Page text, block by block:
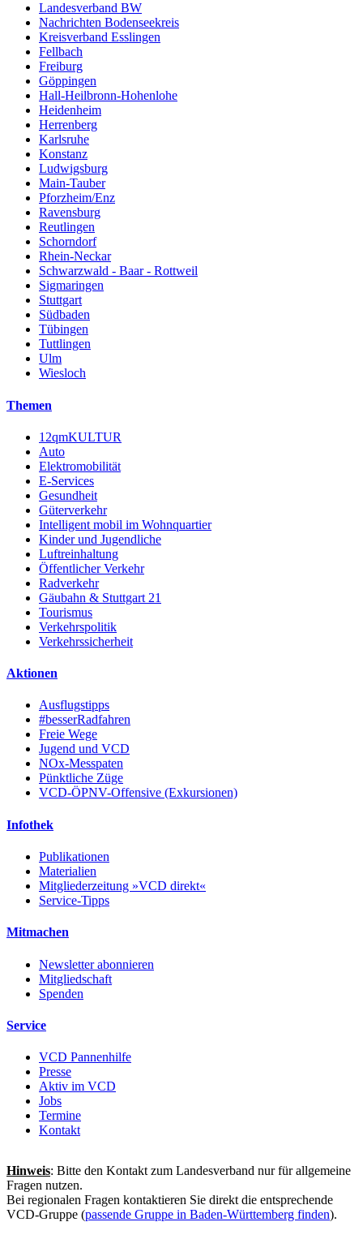
Landesverband BW
Nachrichten Bodenseekreis
Kreisverband Esslingen
Fellbach
Freiburg
Göppingen
Hall-Heilbronn-Hohenlohe
Heidenheim
Herrenberg
Karlsruhe
Konstanz
Ludwigsburg
Main-Tauber
Pforzheim/Enz
Ravensburg
Reutlingen
Schorndorf
Rhein-Neckar
Schwarzwald - Baar - Rottweil
Sigmaringen
Stuttgart
Südbaden
Tübingen
Tuttlingen
Ulm
Wiesloch
Themen
12qmKULTUR
Auto
Elektromobilität
E-Services
Gesundheit
Güterverkehr
Intelligent mobil im Wohnquartier
Kinder und Jugendliche
Luftreinhaltung
Öffentlicher Verkehr
Radverkehr
Gäubahn & Stuttgart 21
Tourismus
Verkehrspolitik
Verkehrssicherheit
Aktionen
Ausflugstipps
#besserRadfahren
Freie Wege
Jugend und VCD
NOx-Messpaten
Pünktliche Züge
VCD-ÖPNV-Offensive (Exkursionen)
Infothek
Publikationen
Materialien
Mitgliederzeitung »VCD direkt«
Service-Tipps
Mitmachen
Newsletter abonnieren
Mitgliedschaft
Spenden
Service
VCD Pannenhilfe
Presse
Aktiv im VCD
Jobs
Termine
Kontakt
Hinweis: Bitte den Kontakt zum Landesverband nur für allgemeine
Fragen nutzen.
Bei regionalen Fragen kontaktieren Sie direkt die entsprechende
VCD-Gruppe (passende Gruppe in Baden-Württemberg finden).